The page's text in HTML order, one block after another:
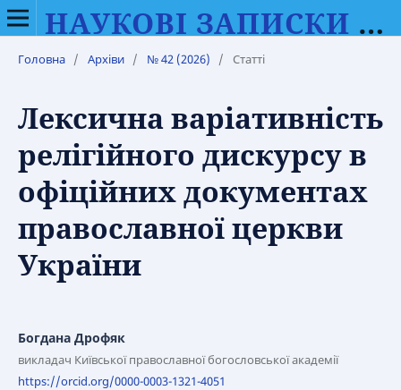
НАУКОВІ ЗАПИСКИ ВІННИЦЬКОГО ДЕРЖАВНОГО ПЕДАГОГІЧНОГО УНІВЕРСИТЕТУ ІМЕНІ МИХАЙЛА КОЦЮБИНСЬКОГО. СЕРІЯ: ФІЛОЛОГІЯ (МОВОЗНАВСТВО)
Головна / Архіви / № 42 (2026) / Статті
Лексична варіативність
релігійного дискурсу в
офіційних документах
православної церкви
України
Богдана Дрофяк
викладач Київської православної богословської академії
https://orcid.org/0000-0003-1321-4051